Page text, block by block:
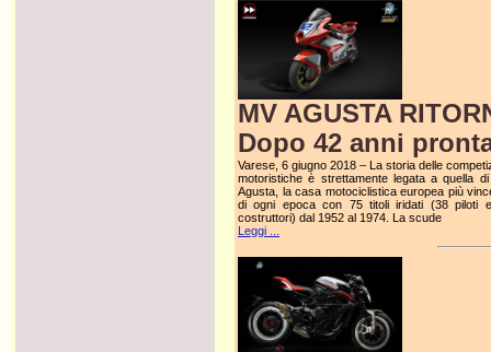
MV AGUSTA
Dopo 42 anni
Varese, 6 giugno 2018 – La storia delle
motoristiche è strettamente legata a quella
Agusta, la casa motociclistica europea più
di ogni epoca con 75 titoli iridati (38 piloti
costruttori) dal 1952 al 1974. La scude
Leggi ...